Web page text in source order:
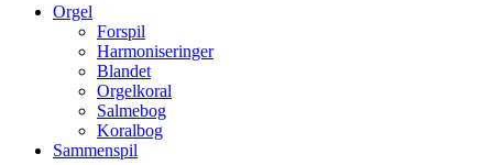
Orgel
Forspil
Harmoniseringer
Blandet
Orgelkoral
Salmebog
Koralbog
Sammenspil